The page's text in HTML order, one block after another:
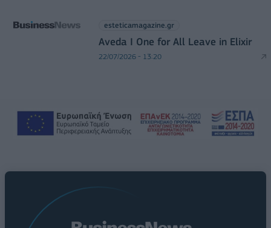
esteticamagazine.gr
Aveda I One for All Leave in Elixir
22/07/2026 - 13:20